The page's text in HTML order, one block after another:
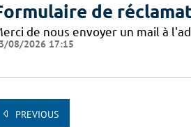
de
de nous envoyer un mail à
08/2026 17:15
PREVIOUS